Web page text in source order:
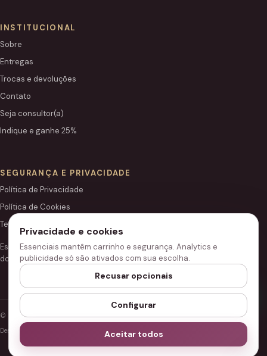
INSTITUCIONAL
Sobre
Entregas
Trocas e devoluções
Contato
Seja consultor(a)
Indique e ganhe 25%
SEGURANÇA E PRIVACIDADE
Política de Privacidade
Política de Cookies
Termos de Uso
Este site é independente e não é o portal institucional oficial
do Grupo Hinode.
© 2026 Loja Hinode.
Desenvolvido para performance, segurança e acessibilidade.
Configurar cookies
Privacidade e cookies
Essenciais mantêm carrinho e segurança. Analytics e
publicidade só são ativados com sua escolha.
Recusar opcionais
Configurar
Aceitar todos